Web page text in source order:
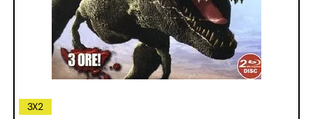
3X2